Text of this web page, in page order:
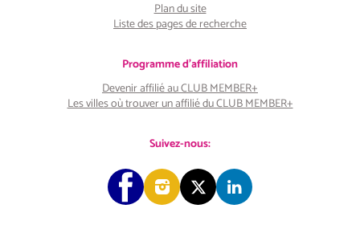
Plan du site
Liste des pages de recherche
Programme d'affiliation
Devenir affilié au CLUB MEMBER+
Les villes où trouver un affilié du CLUB MEMBER+
Suivez-nous: